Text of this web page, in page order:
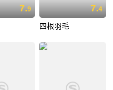
7.9 7.4
四根羽毛